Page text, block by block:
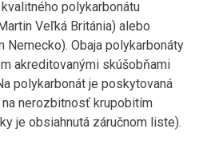
polykarbonátu
Veľká Británia) alebo
Nemecko). Obaja polykarbonáty
akreditovanými skúšobňami
polykarbonát je poskytovaná
nerozbitnosť krupobitím
je obsiahnutá záručnom liste).